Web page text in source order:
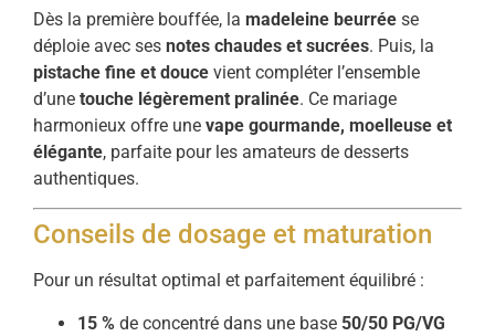
Dès la première bouffée, la madeleine beurrée se
déploie avec ses notes chaudes et sucrées. Puis, la
pistache fine et douce vient compléter l’ensemble
d’une touche légèrement pralinée. Ce mariage
harmonieux offre une vape gourmande, moelleuse et
élégante, parfaite pour les amateurs de desserts
authentiques.
Conseils de dosage et maturation
Pour un résultat optimal et parfaitement équilibré :
15 % de concentré dans une base 50/50 PG/VG